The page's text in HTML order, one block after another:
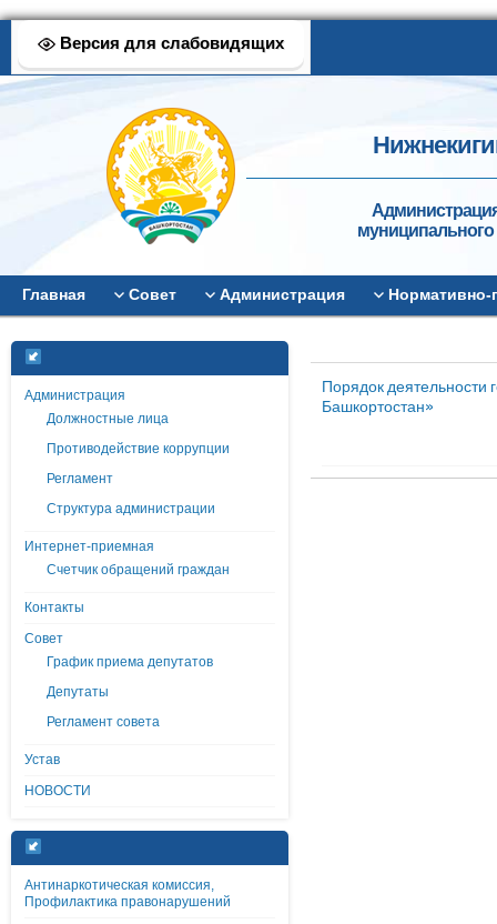
Версия для слабовидящих
муниципального
Главная Совет Администрация
Администрация
Должностные лица
Противодействие коррупции
Регламент
Структура администрации
Интернет-приемная
Счетчик обращений граждан
Контакты
Совет
График приема депутатов
Депутаты
Регламент совета
Устав
НОВОСТИ
Антинаркотическая комиссия,
Профилактика правонарушений
Порядок деятельности
Башкортостан»